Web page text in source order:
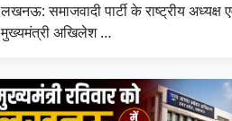
लखनऊ: समाजवादी पार्टी के राष्ट्रीय अध्यक्ष
मुख्यमंत्री अखिलेश …